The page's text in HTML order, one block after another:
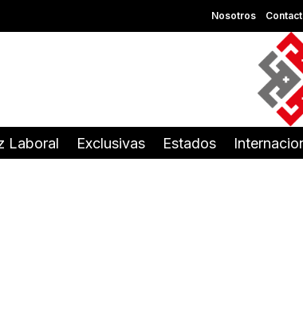
Nosotros
Laboral Exclusivas Estados